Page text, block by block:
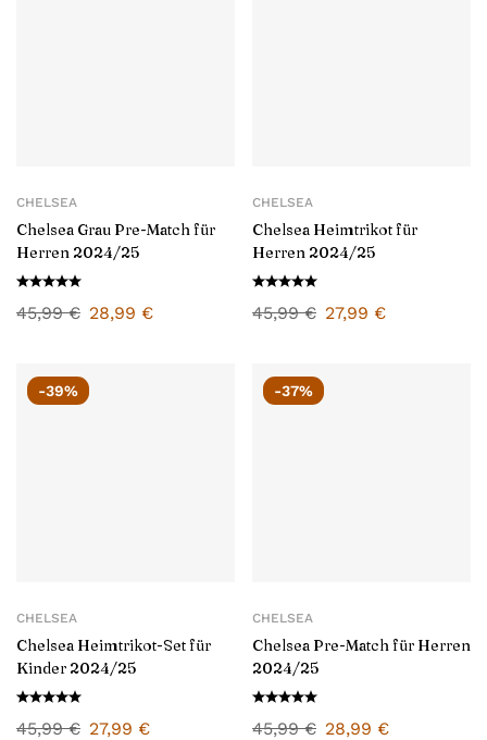
CHELSEA
Chelsea Grau Pre-Match für
Herren 2024/25
45,99€ 28,99 €
CHELSEA
Chelsea Heimtrikot für
Herren 2024/25
45,99€ 27,99 €
-39%
CHELSEA
Chelsea Heimtrikot-Set für
Kinder 2024/25
45,99€ 27,99 €
-37%
CHELSEA
Chelsea Pre-Match für Herren
2024/25
45,99€ 28,99 €